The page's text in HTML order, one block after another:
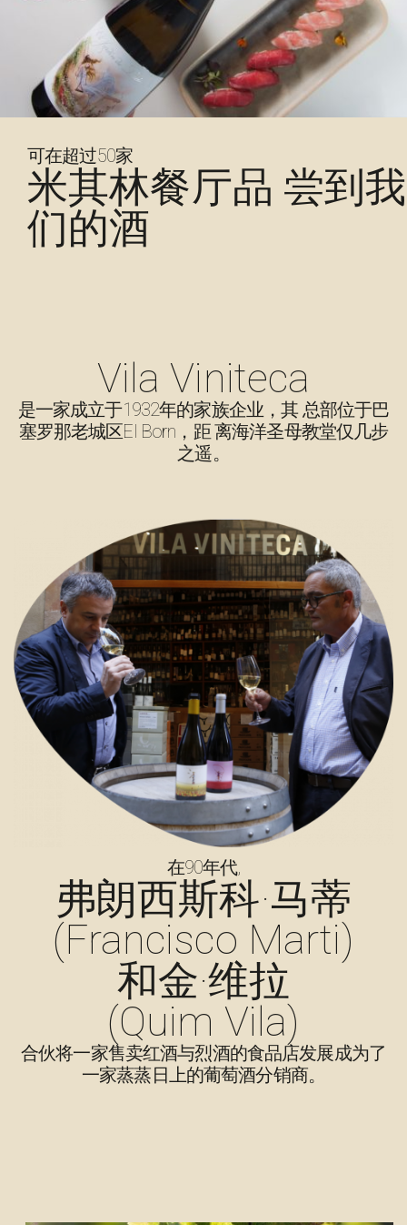
可在超过50家
米其林餐厅品 尝到我
们的酒
Vila Viniteca
是一家成立于1932年的家族企业，其 总部位于巴
塞罗那老城区El Born，距 离海洋圣母教堂仅几步
之遥。
在90年代,
弗朗西斯科·马蒂
(Francisco Marti)
和金·维拉
(Quim Vila)
合伙将一家售卖红酒与烈酒的食品店发展成为了
一家蒸蒸日上的葡萄酒分销商。